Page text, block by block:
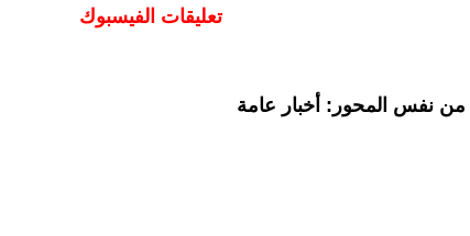
تعليقات الفيسبوك
من نفس المحور: أخبار عامة